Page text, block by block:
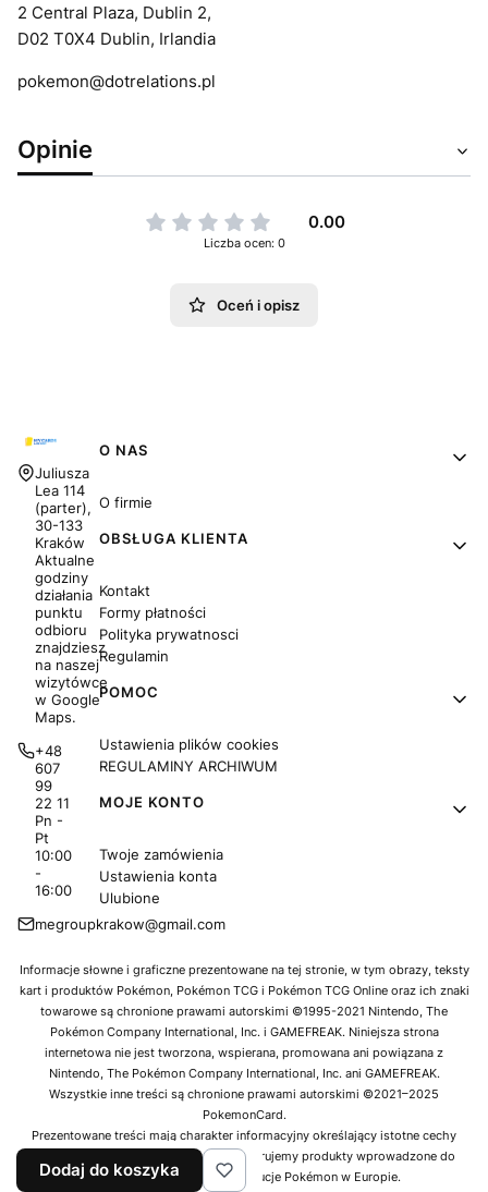
2 Central Plaza, Dublin 2,
D02 T0X4 Dublin, Irlandia
pokemon@dotrelations.pl
Opinie
0.00
Liczba ocen: 0
Oceń i opisz
Adres:
Juliusza
Lea 114
(parter),
30-133
Kraków
Aktualne
godziny
działania
punktu
odbioru
znajdziesz
na naszej
wizytówce
w Google
Maps.
+48
607
99
22 11
Pn -
Pt
10:00
-
16:00
megroupkrakow@gmail.com
Linki w stopce
O NAS
O firmie
OBSŁUGA KLIENTA
Kontakt
Formy płatności
Polityka prywatnosci
Regulamin
POMOC
Ustawienia plików cookies
REGULAMINY ARCHIWUM
MOJE KONTO
Twoje zamówienia
Ustawienia konta
Ulubione
Informacje słowne i graficzne prezentowane na tej stronie, w tym obrazy, teksty
kart i produktów Pokémon, Pokémon TCG i Pokémon TCG Online oraz ich znaki
towarowe są chronione prawami autorskimi ©1995-2021 Nintendo, The
Pokémon Company International, Inc. i GAMEFREAK. Niniejsza strona
internetowa nie jest tworzona, wspierana, promowana ani powiązana z
Nintendo, The Pokémon Company International, Inc. ani GAMEFREAK.
Wszystkie inne treści są chronione prawami autorskimi ©2021–2025
PokemonCard.
Prezentowane treści mają charakter informacyjny określający istotne cechy
oferowanych produktów. Jako sklep oferujemy produkty wprowadzone do
obrotu przez oficjalne dystrybucje Pokémon w Europie.
Dodaj do koszyka